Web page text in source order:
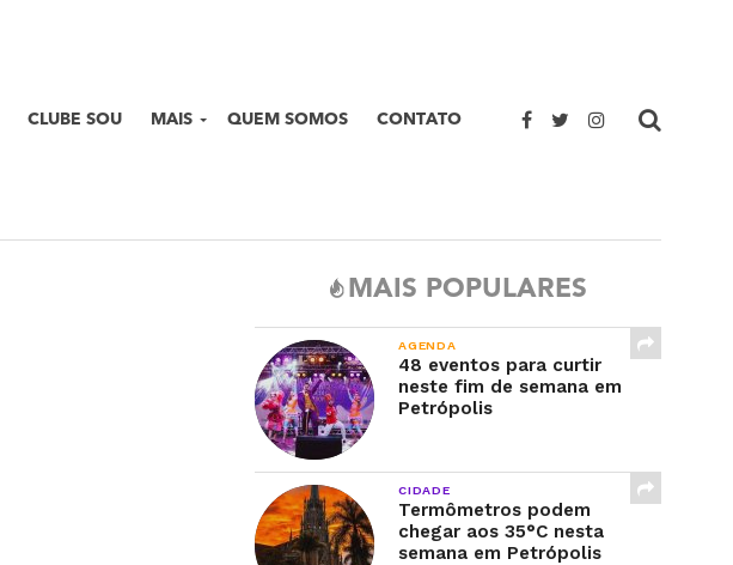
CLUBE SOU MAIS QUEM SOMOS CONTATO
MAIS POPULARES
AGENDA
48 eventos para curtir
neste fim de semana em
Petrópolis
CIDADE
Termômetros podem
chegar aos 35°C nesta
semana em Petrópolis